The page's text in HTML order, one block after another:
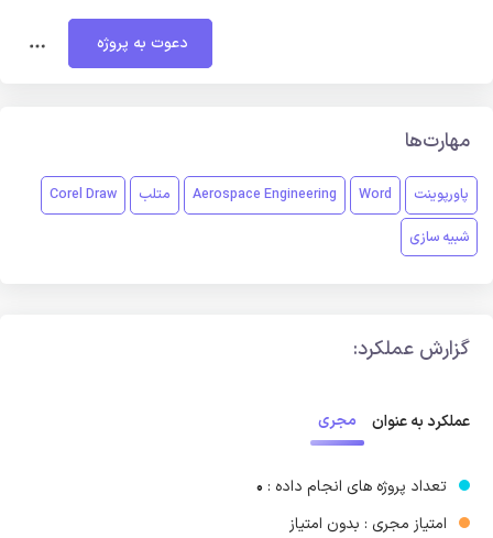
دعوت به پروژه
مهارت‌ها
پاورپوینت Word
Aerospace Engineering متلب Corel Draw
شبیه سازی
گزارش عملکرد:
عملکرد به عنوان مجری
تعداد پروژه های انجام داده : 0
امتیاز مجری : بدون امتیاز